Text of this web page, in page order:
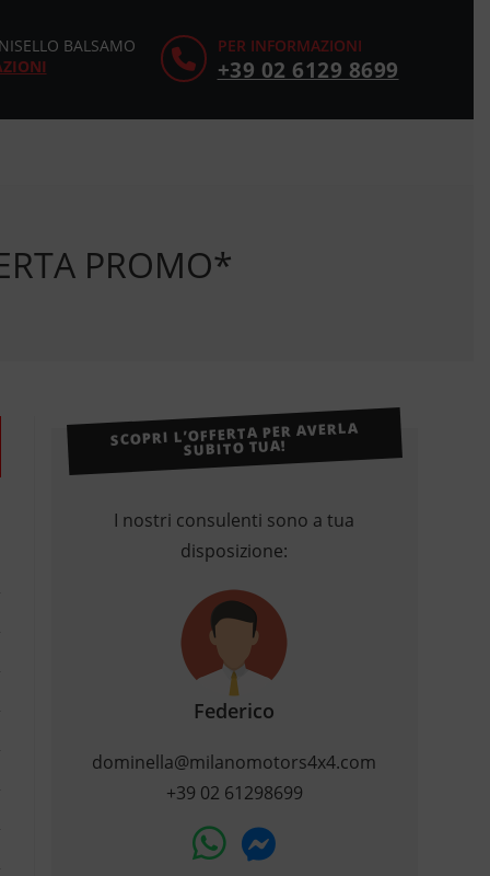
PER INFORMAZIONI
+39 02 6129 8699
BALSAMO
PROMO*
SCOPRI L’OFFERTA PER AVERLA
SUBITO TUA!
I nostri consulenti sono a tua
disposizione:
Federico
dominella@milanomotors4x4.com
+39 02 61298699